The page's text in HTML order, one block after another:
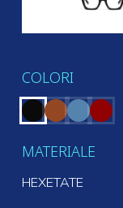
MATERIALE
HEXETATE
COLORI